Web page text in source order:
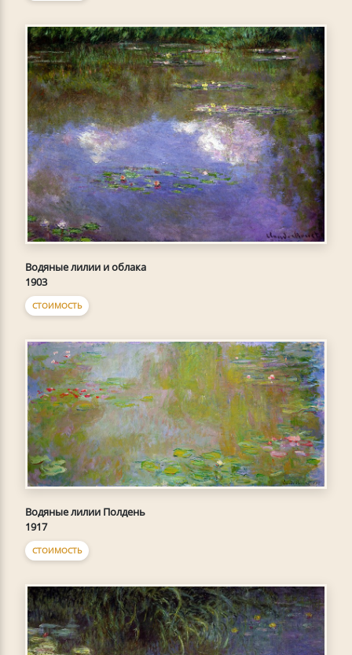
Водяные лилии и облака
1903
СТОИМОСТЬ
Водяные лилии Полдень
1917
СТОИМОСТЬ